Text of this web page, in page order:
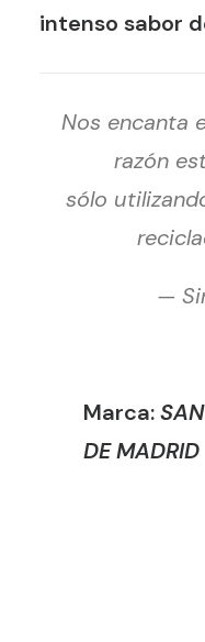
intenso sabor
Nos encanta
razón
sólo
—
Marca:
DE MADRID